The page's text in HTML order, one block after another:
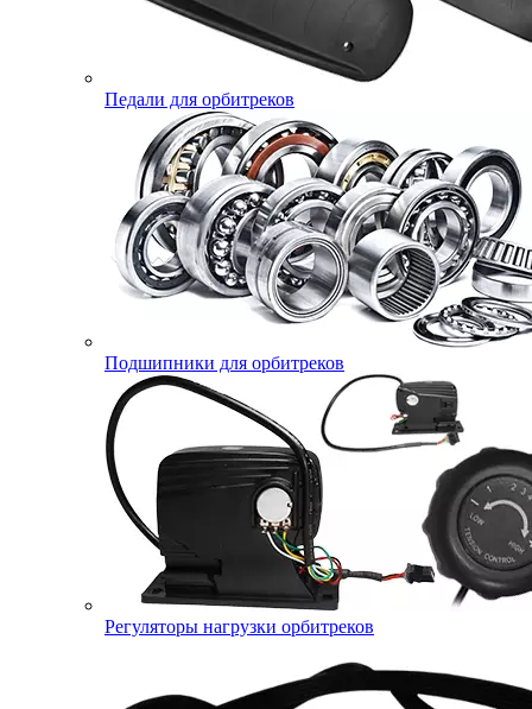
Педали для орбитреков
Подшипники для орбитреков
Регуляторы нагрузки орбитреков